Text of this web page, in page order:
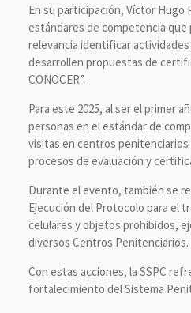
En su participación, Víctor Hugo
estándares de competencia
relevancia identificar
desarrollen propuestas de
CONOCER”.
Para este 2025, al ser el primer
personas en el estándar de
visitas en centros penitenciarios
procesos de evaluación y
Durante el evento, también se
Ejecución del Protocolo para el
celulares y objetos prohibidos,
diversos Centros Penitenciarios.
Con estas acciones, la SSPC
fortalecimiento del Sistema